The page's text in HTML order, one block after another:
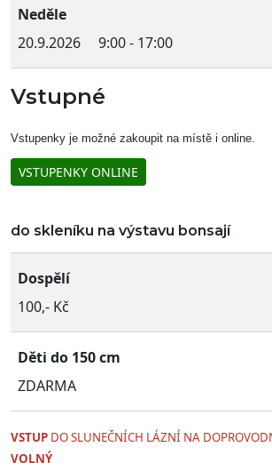
Neděle
20.9.2026 9:00 - 17:00
Vstupné
Vstupenky je možné zakoupit na místě i online.
VSTUPENKY ONLINE
do skleníku na výstavu bonsají
Dospělí
100,- Kč
Děti do 150 cm
ZDARMA
VSTUP DO SLUNEČNÍCH LÁZNÍ NA
VOLNÝ